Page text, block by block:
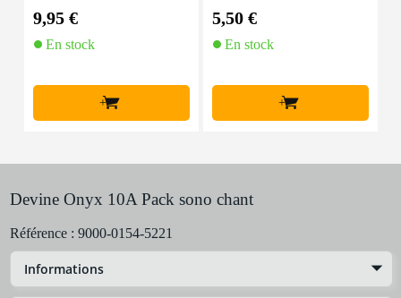
9,95 €
En stock
+
5,50 €
En stock
+
Devine Onyx 10A Pack sono chant
Référence : 9000-0154-5221
Informations